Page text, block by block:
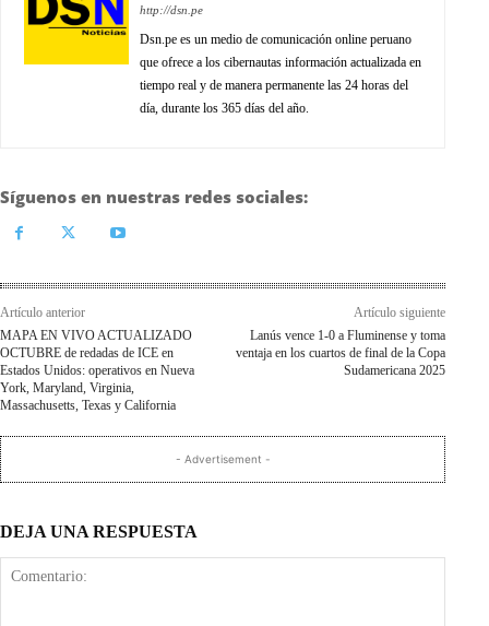
http://dsn.pe
Dsn.pe es un medio de comunicación online peruano
que ofrece a los cibernautas información actualizada en
tiempo real y de manera permanente las 24 horas del
día, durante los 365 días del año.
Síguenos en nuestras redes sociales:
Artículo anterior
MAPA EN VIVO ACTUALIZADO
OCTUBRE de redadas de ICE en
Estados Unidos: operativos en Nueva
York, Maryland, Virginia,
Massachusetts, Texas y California
Artículo siguiente
Lanús vence 1-0 a Fluminense y toma
ventaja en los cuartos de final de la Copa
Sudamericana 2025
- Advertisement -
DEJA UNA RESPUESTA